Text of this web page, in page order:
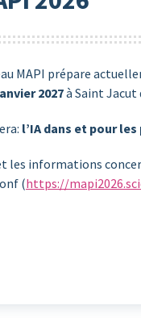
MAPI prépare
2027à Saint Jacut
l’IA dans et pour
les informations
(https://